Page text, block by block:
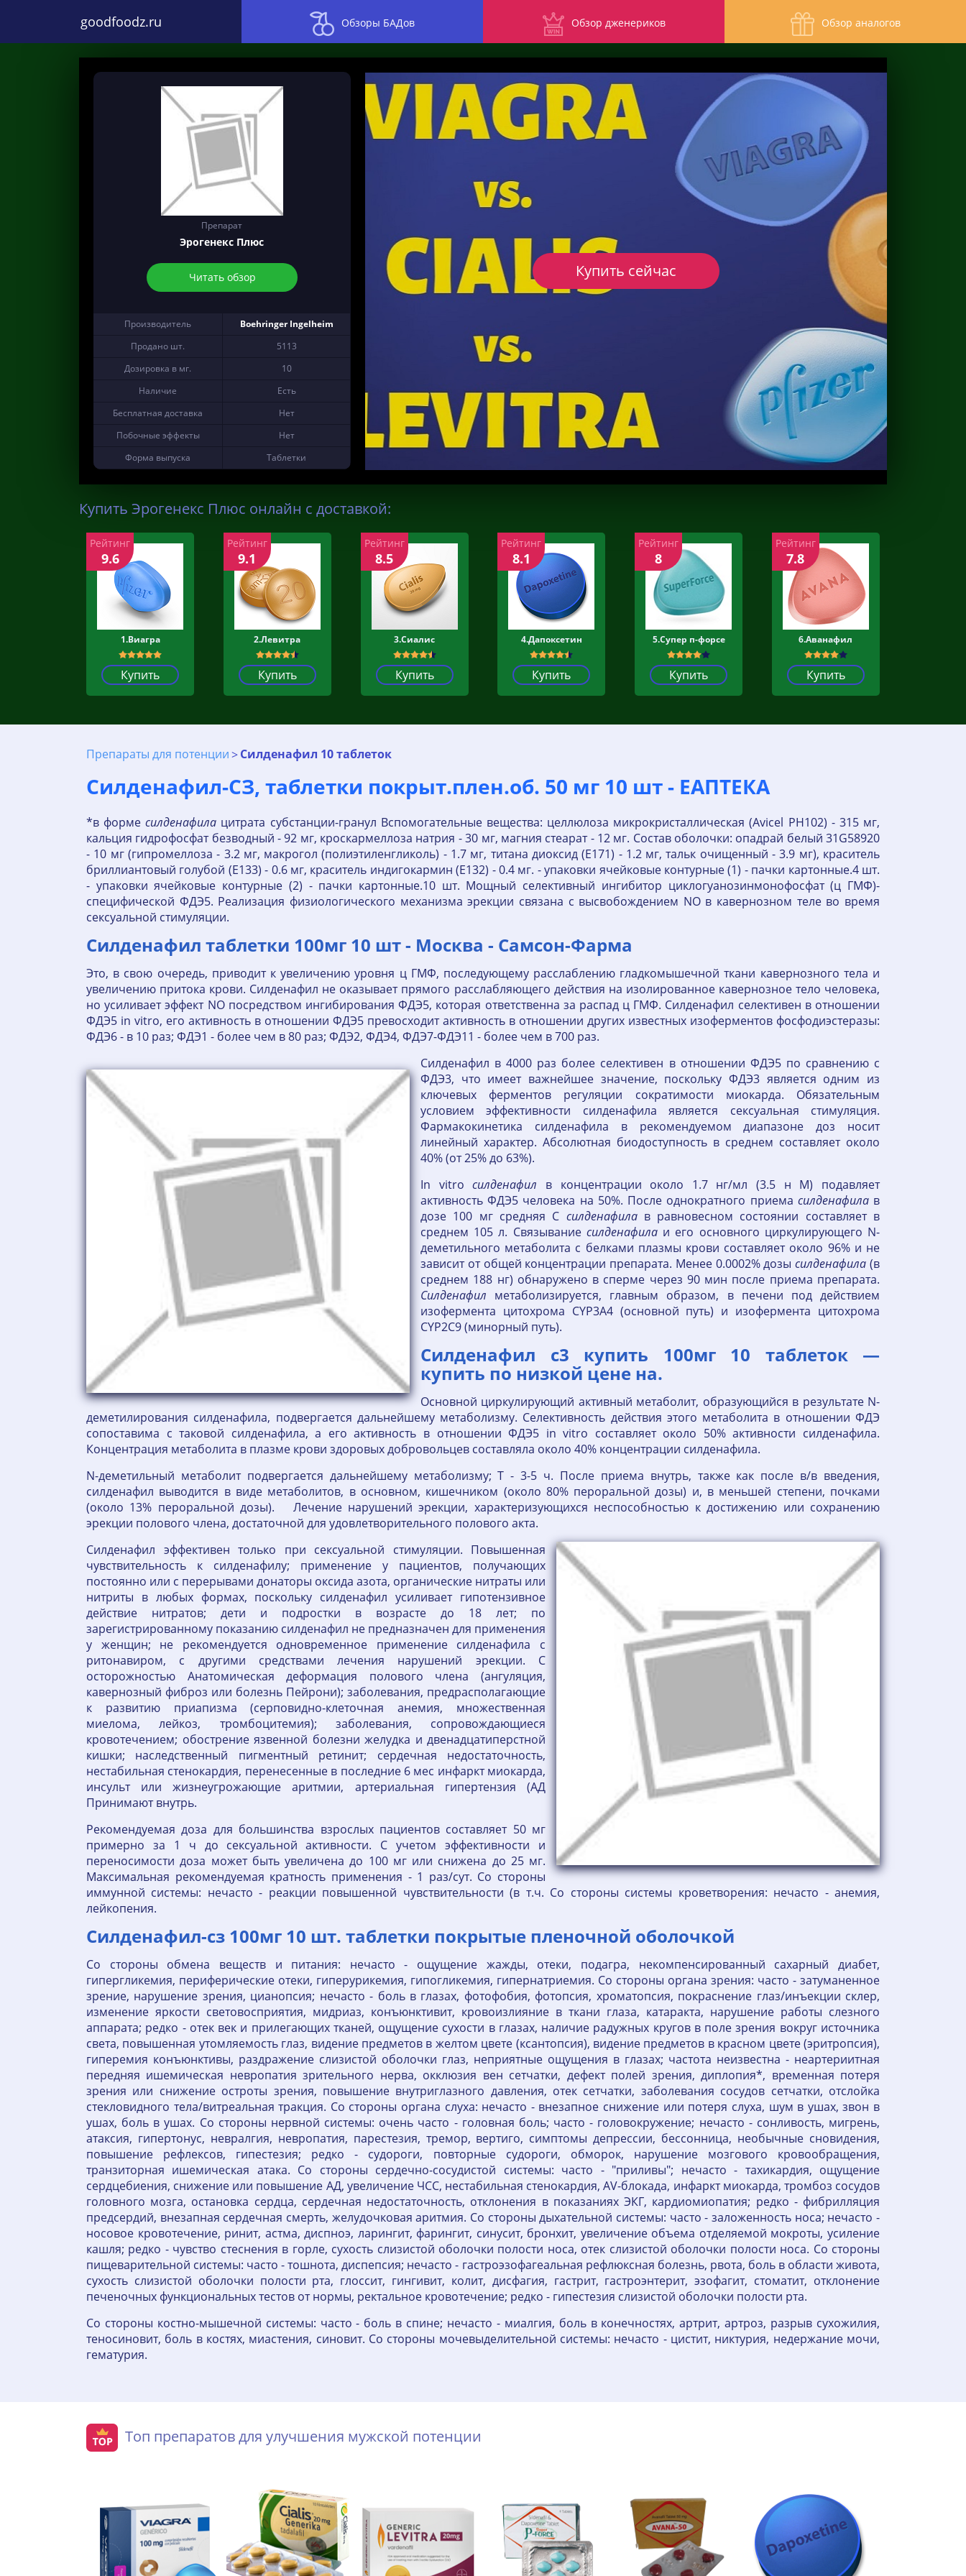
goodfoodz.ru Обзоры БАДов Обзор дженериков Обзор аналогов
Препарат
Эрогенекс Плюс
Читать обзор
Производитель
Boehringer Ingelheim
Продано шт.
5113
Дозировка в мг.
10
Наличие
Есть
Бесплатная доставка
Нет
Побочные эффекты
Нет
Форма выпуска
Таблетки
Купить сейчас
Купить Эрогенекс Плюс онлайн с доставкой:
1.Виагра
Купить
Рейтинг
9.6
2.Левитра
Купить
Рейтинг
9.1
3.Сиалис
Купить
Рейтинг
8.5
4.Дапоксетин
Купить
Рейтинг
8.1
5.Супер п-форсе
Купить
Рейтинг
8
6.Аванафил
Купить
Рейтинг
7.8
Препараты для потенции Силденафил 10 таблеток
Силденафил-СЗ, таблетки покрыт.плен.об. 50 мг 10 шт - ЕАПТЕКА
*в формесилденафила цитрата субстанции-гранул Вспомогательные вещества: целлюлоза микрокристаллическая (Avicel PH102) - 315 мг,
кальция гидрофосфат безводный - 92 мг, кроскармеллоза натрия - 30 мг, магния стеарат - 12 мг. Состав оболочки: опадрай белый 31G58920
- 10 мг (гипромеллоза - 3.2 мг, макрогол (полиэтиленгликоль) - 1.7 мг, титана диоксид (Е171) - 1.2 мг, тальк очищенный - 3.9 мг), краситель
бриллиантовый голубой (Е133) - 0.6 мг, краситель индигокармин (Е132) - 0.4 мг. - упаковки ячейковые контурные (1) - пачки картонные.4 шт.
- упаковки ячейковые контурные (2) - пачки картонные.10 шт. Мощный селективный ингибитор циклогуанозинмонофосфат (ц ГМФ)-
специфической ФДЭ5. Реализация физиологического механизма эрекции связана с высвобождением NO в кавернозном теле во время
сексуальной стимуляции.
Силденафил таблетки 100мг 10 шт - Москва - Самсон-Фарма
Это, в свою очередь, приводит к увеличению уровня ц ГМФ, последующему расслаблению гладкомышечной ткани кавернозного тела и
увеличению притока крови. Силденафил не оказывает прямого расслабляющего действия на изолированное кавернозное тело человека,
но усиливает эффект NO посредством ингибирования ФДЭ5, которая ответственна за распад ц ГМФ. Силденафил селективен в отношении
ФДЭ5 in vitro, его активность в отношении ФДЭ5 превосходит активность в отношении других известных изоферментов фосфодиэстеразы:
ФДЭ6 - в 10 раз; ФДЭ1 - более чем в 80 раз; ФДЭ2, ФДЭ4, ФДЭ7-ФДЭ11 - более чем в 700 раз.
Силденафил в 4000 раз более селективен в отношении ФДЭ5 по сравнению с
ФДЭ3, что имеет важнейшее значение, поскольку ФДЭ3 является одним из
ключевых ферментов регуляции сократимости миокарда. Обязательным
условием эффективности силденафила является сексуальная стимуляция.
Фармакокинетика силденафила в рекомендуемом диапазоне доз носит
линейный характер. Абсолютная биодоступность в среднем составляет около
40% (от 25% до 63%).
In vitroсилденафил в концентрации около 1.7 нг/мл (3.5 н М) подавляет
активность ФДЭ5 человека на 50%. После однократного приема силденафилав
дозе 100 мг средняя C силденафилав равновесном состоянии составляет в
среднем 105 л. Связывание силденафилаи его основного циркулирующего N-
деметильного метаболита с белками плазмы крови составляет около 96% и не
зависит от общей концентрации препарата. Менее 0.0002% дозысилденафила (в
среднем 188 нг) обнаружено в сперме через 90 мин после приема препарата.
Силденафил метаболизируется, главным образом, в печени под действием
изофермента цитохрома CYP3A4 (основной путь) и изофермента цитохрома
CYP2C9 (минорный путь).
Силденафил с3 купить 100мг 10 таблеток —
купить по низкой цене на.
Основной циркулирующий активный метаболит, образующийся в результате N-
деметилирования силденафила, подвергается дальнейшему метаболизму. Селективность действия этого метаболита в отношении ФДЭ
сопоставима с таковой силденафила, а его активность в отношении ФДЭ5 in vitro составляет около 50% активности силденафила.
Концентрация метаболита в плазме крови здоровых добровольцев составляла около 40% концентрации силденафила.
N-деметильный метаболит подвергается дальнейшему метаболизму; T - 3-5 ч. После приема внутрь, также как после в/в введения,
силденафил выводится в виде метаболитов, в основном, кишечником (около 80% пероральной дозы) и, в меньшей степени, почками
(около 13% пероральной дозы). Лечение нарушений эрекции, характеризующихся неспособностью к достижению или сохранению
эрекции полового члена, достаточной для удовлетворительного полового акта.
Силденафил эффективен только при сексуальной стимуляции. Повышенная
чувствительность к силденафилу; применение у пациентов, получающих
постоянно или с перерывами донаторы оксида азота, органические нитраты или
нитриты в любых формах, поскольку силденафил усиливает гипотензивное
действие нитратов; дети и подростки в возрасте до 18 лет; по
зарегистрированному показанию силденафил не предназначен для применения
у женщин; не рекомендуется одновременное применение силденафила с
ритонавиром, с другими средствами лечения нарушений эрекции. С
осторожностью Анатомическая деформация полового члена (ангуляция,
кавернозный фиброз или болезнь Пейрони); заболевания, предрасполагающие
к развитию приапизма (серповидно-клеточная анемия, множественная
миелома, лейкоз, тромбоцитемия); заболевания, сопровождающиеся
кровотечением; обострение язвенной болезни желудка и двенадцатиперстной
кишки; наследственный пигментный ретинит; сердечная недостаточность,
нестабильная стенокардия, перенесенные в последние 6 мес инфаркт миокарда,
инсульт или жизнеугрожающие аритмии, артериальная гипертензия (АД
Принимают внутрь.
Рекомендуемая доза для большинства взрослых пациентов составляет 50 мг
примерно за 1 ч до сексуальной активности. С учетом эффективности и
переносимости доза может быть увеличена до 100 мг или снижена до 25 мг.
Максимальная рекомендуемая кратность применения - 1 раз/сут. Со стороны
иммунной системы: нечасто - реакции повышенной чувствительности (в т.ч. Со стороны системы кроветворения: нечасто - анемия,
лейкопения.
Силденафил-сз 100мг 10 шт. таблетки покрытые пленочной оболочкой
Со стороны обмена веществ и питания: нечасто - ощущение жажды, отеки, подагра, некомпенсированный сахарный диабет,
гипергликемия, периферические отеки, гиперурикемия, гипогликемия, гипернатриемия. Со стороны органа зрения: часто - затуманенное
зрение, нарушение зрения, цианопсия; нечасто - боль в глазах, фотофобия, фотопсия, хроматопсия, покраснение глаз/инъекции склер,
изменение яркости световосприятия, мидриаз, конъюнктивит, кровоизлияние в ткани глаза, катаракта, нарушение работы слезного
аппарата; редко - отек век и прилегающих тканей, ощущение сухости в глазах, наличие радужных кругов в поле зрения вокруг источника
света, повышенная утомляемость глаз, видение предметов в желтом цвете (ксантопсия), видение предметов в красном цвете (эритропсия),
гиперемия конъюнктивы, раздражение слизистой оболочки глаз, неприятные ощущения в глазах; частота неизвестна - неартериитная
передняя ишемическая невропатия зрительного нерва, окклюзия вен сетчатки, дефект полей зрения, диплопия*, временная потеря
зрения или снижение остроты зрения, повышение внутриглазного давления, отек сетчатки, заболевания сосудов сетчатки, отслойка
стекловидного тела/витреальная тракция. Со стороны органа слуха: нечасто - внезапное снижение или потеря слуха, шум в ушах, звон в
ушах, боль в ушах. Со стороны нервной системы: очень часто - головная боль; часто - головокружение; нечасто - сонливость, мигрень,
атаксия, гипертонус, невралгия, невропатия, парестезия, тремор, вертиго, симптомы депрессии, бессонница, необычные сновидения,
повышение рефлексов, гипестезия; редко - судороги, повторные судороги, обморок, нарушение мозгового кровообращения,
транзиторная ишемическая атака. Со стороны сердечно-сосудистой системы: часто - "приливы"; нечасто - тахикардия, ощущение
сердцебиения, снижение или повышение АД, увеличение ЧСС, нестабильная стенокардия, AV-блокада, инфаркт миокарда, тромбоз сосудов
головного мозга, остановка сердца, сердечная недостаточность, отклонения в показаниях ЭКГ, кардиомиопатия; редко - фибрилляция
предсердий, внезапная сердечная смерть, желудочковая аритмия. Со стороны дыхательной системы: часто - заложенность носа; нечасто -
носовое кровотечение, ринит, астма, диспноэ, ларингит, фарингит, синусит, бронхит, увеличение объема отделяемой мокроты, усиление
кашля; редко - чувство стеснения в горле, сухость слизистой оболочки полости носа, отек слизистой оболочки полости носа. Со стороны
пищеварительной системы: часто - тошнота, диспепсия; нечасто - гастроэзофагеальная рефлюксная болезнь, рвота, боль в области живота,
сухость слизистой оболочки полости рта, глоссит, гингивит, колит, дисфагия, гастрит, гастроэнтерит, эзофагит, стоматит, отклонение
печеночных функциональных тестов от нормы, ректальное кровотечение; редко - гипестезия слизистой оболочки полости рта.
Со стороны костно-мышечной системы: часто - боль в спине; нечасто - миалгия, боль в конечностях, артрит, артроз, разрыв сухожилия,
теносиновит, боль в костях, миастения, синовит. Со стороны мочевыделительной системы: нечасто - цистит, никтурия, недержание мочи,
гематурия.
Топ препаратов для улучшения мужской потенции